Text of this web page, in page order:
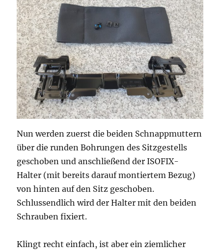
Nun werden zuerst die beiden Schnappmuttern
über die runden Bohrungen des Sitzgestells
geschoben und anschließend der ISOFIX-
Halter (mit bereits darauf montiertem Bezug)
von hinten auf den Sitz geschoben.
Schlussendlich wird der Halter mit den beiden
Schrauben fixiert.
Klingt recht einfach, ist aber ein ziemlicher